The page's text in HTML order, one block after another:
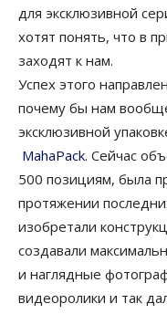
для эксклюзивной
хотят понять, что в
заходят к нам.
Успех этого
почему бы нам
эксклюзивной
MahaPack. Сейчас
500 позициям, была
протяжении
изобретали
создавали
и наглядные
видеоролики и так